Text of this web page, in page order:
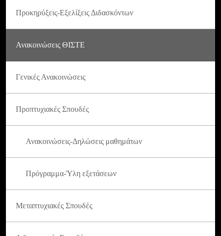
Προκηρύξεις-Εξελίξεις Διδασκόντων
Ανακοινώσεις ΘΙΣΤΕ
Γενικές Ανακοινώσεις
Προπτυχιακές Σπουδές
Ανακοινώσεις-Δηλώσεις μαθημάτων
Πρόγραμμα-Ύλη εξετάσεων
Μεταπτυχιακές Σπουδές